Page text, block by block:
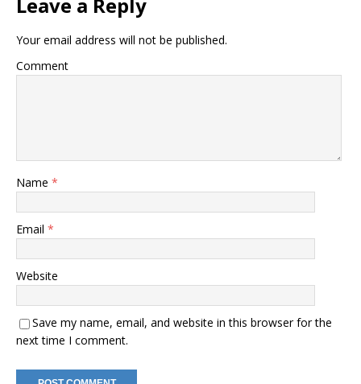
Leave a Reply
Your email address will not be published.
Comment
Name *
Email *
Website
Save my name, email, and website in this browser for the
next time I comment.